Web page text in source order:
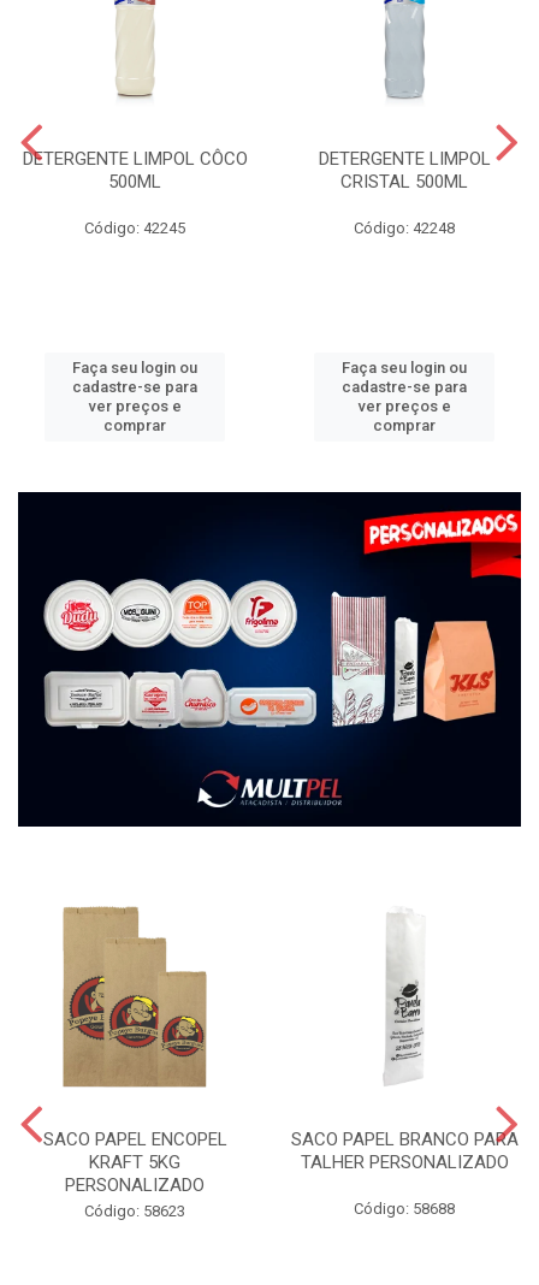
DETERGENTE LIMPOL CÔCO
500ML
Código: 42245
Faça seu login ou
cadastre-se para
ver preços e
comprar
DETERGENTE LIMPOL
CRISTAL 500ML
Código: 42248
Faça seu login ou
cadastre-se para
ver preços e
comprar
SACO PAPEL ENCOPEL
KRAFT 5KG
PERSONALIZADO
Código: 58623
SACO PAPEL BRANCO PARA
TALHER PERSONALIZADO
Código: 58688